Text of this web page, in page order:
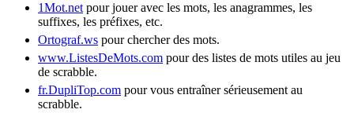
1Mot.net pour jouer avec les mots, les anagrammes, les
suffixes, les préfixes, etc.
Ortograf.ws pour chercher des mots.
www.ListesDeMots.com pour des listes de mots utiles au jeu
de scrabble.
fr.DupliTop.com pour vous entraîner sérieusement au
scrabble.